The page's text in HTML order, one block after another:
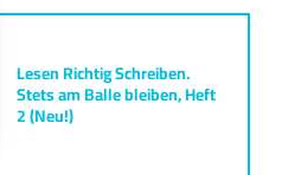
Lesen Richtig Schreiben.
Stets am Balle bleiben, Heft
2 (Neu!)